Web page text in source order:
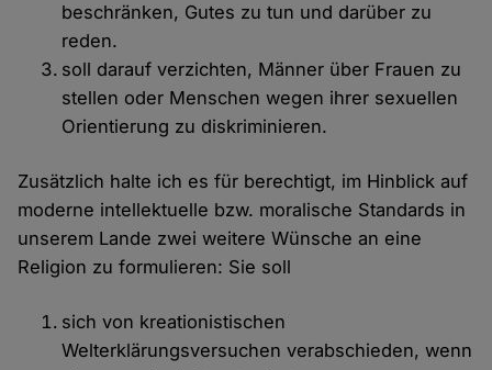
beschränken, Gutes zu tun und darüber zu
reden.
soll darauf verzichten, Männer über Frauen zu
stellen oder Menschen wegen ihrer sexuellen
Orientierung zu diskriminieren.
Zusätzlich halte ich es für berechtigt, im Hinblick auf
moderne intellektuelle bzw. moralische Standards in
unserem Lande zwei weitere Wünsche an eine
Religion zu formulieren: Sie soll
sich von kreationistischen
Welterklärungsversuchen verabschieden, wenn